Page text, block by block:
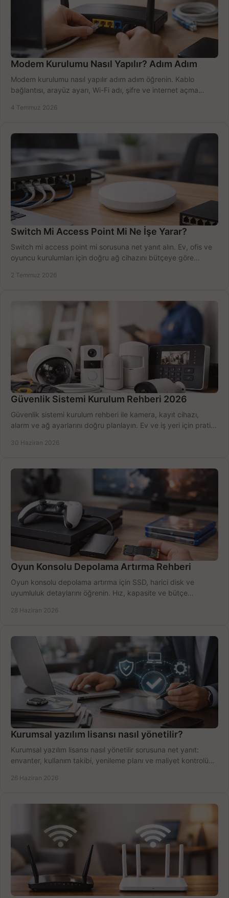
Modem Kurulumu Nasıl Yapılır? Adım Adım
Modem kurulumu nasıl yapılır adım adım öğrenin. Kablo
bağlantısı, arayüz ayarı, Wi-Fi adı, şifre ve internet açma
4 Temmuz 2026
Switch Mi Access Point Mi Ne İşe Yarar?
Switch mi access point mi sorusuna net yanıt alın. Ev, ofis ve
oyuncu kurulumları için doğru ağ cihazını bütçeye göre
2 Temmuz 2026
Güvenlik Sistemi Kurulum Rehberi 2026
Güvenlik sistemi kurulum rehberi ile kamera, kayıt cihazı,
alarm ve ağ ayarlarını doğru planlayın. Ev ve iş yeri için pratik
30 Haziran 2026
Oyun Konsolu Depolama Artırma Rehberi
Oyun konsolu depolama artırma için SSD, harici disk ve
uyumluluk detaylarını öğrenin. Hız, kapasite ve bütçe
28 Haziran 2026
Kurumsal yazılım lisansı nasıl yönetilir?
Kurumsal yazılım lisansı nasıl yönetilir sorusuna net yanıt:
envanter, kullanım takibi, yenileme planı ve maliyet kontrolü
26 Haziran 2026